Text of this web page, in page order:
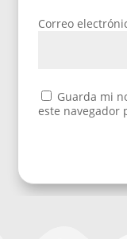
Correo
Guarda mi
este navegador